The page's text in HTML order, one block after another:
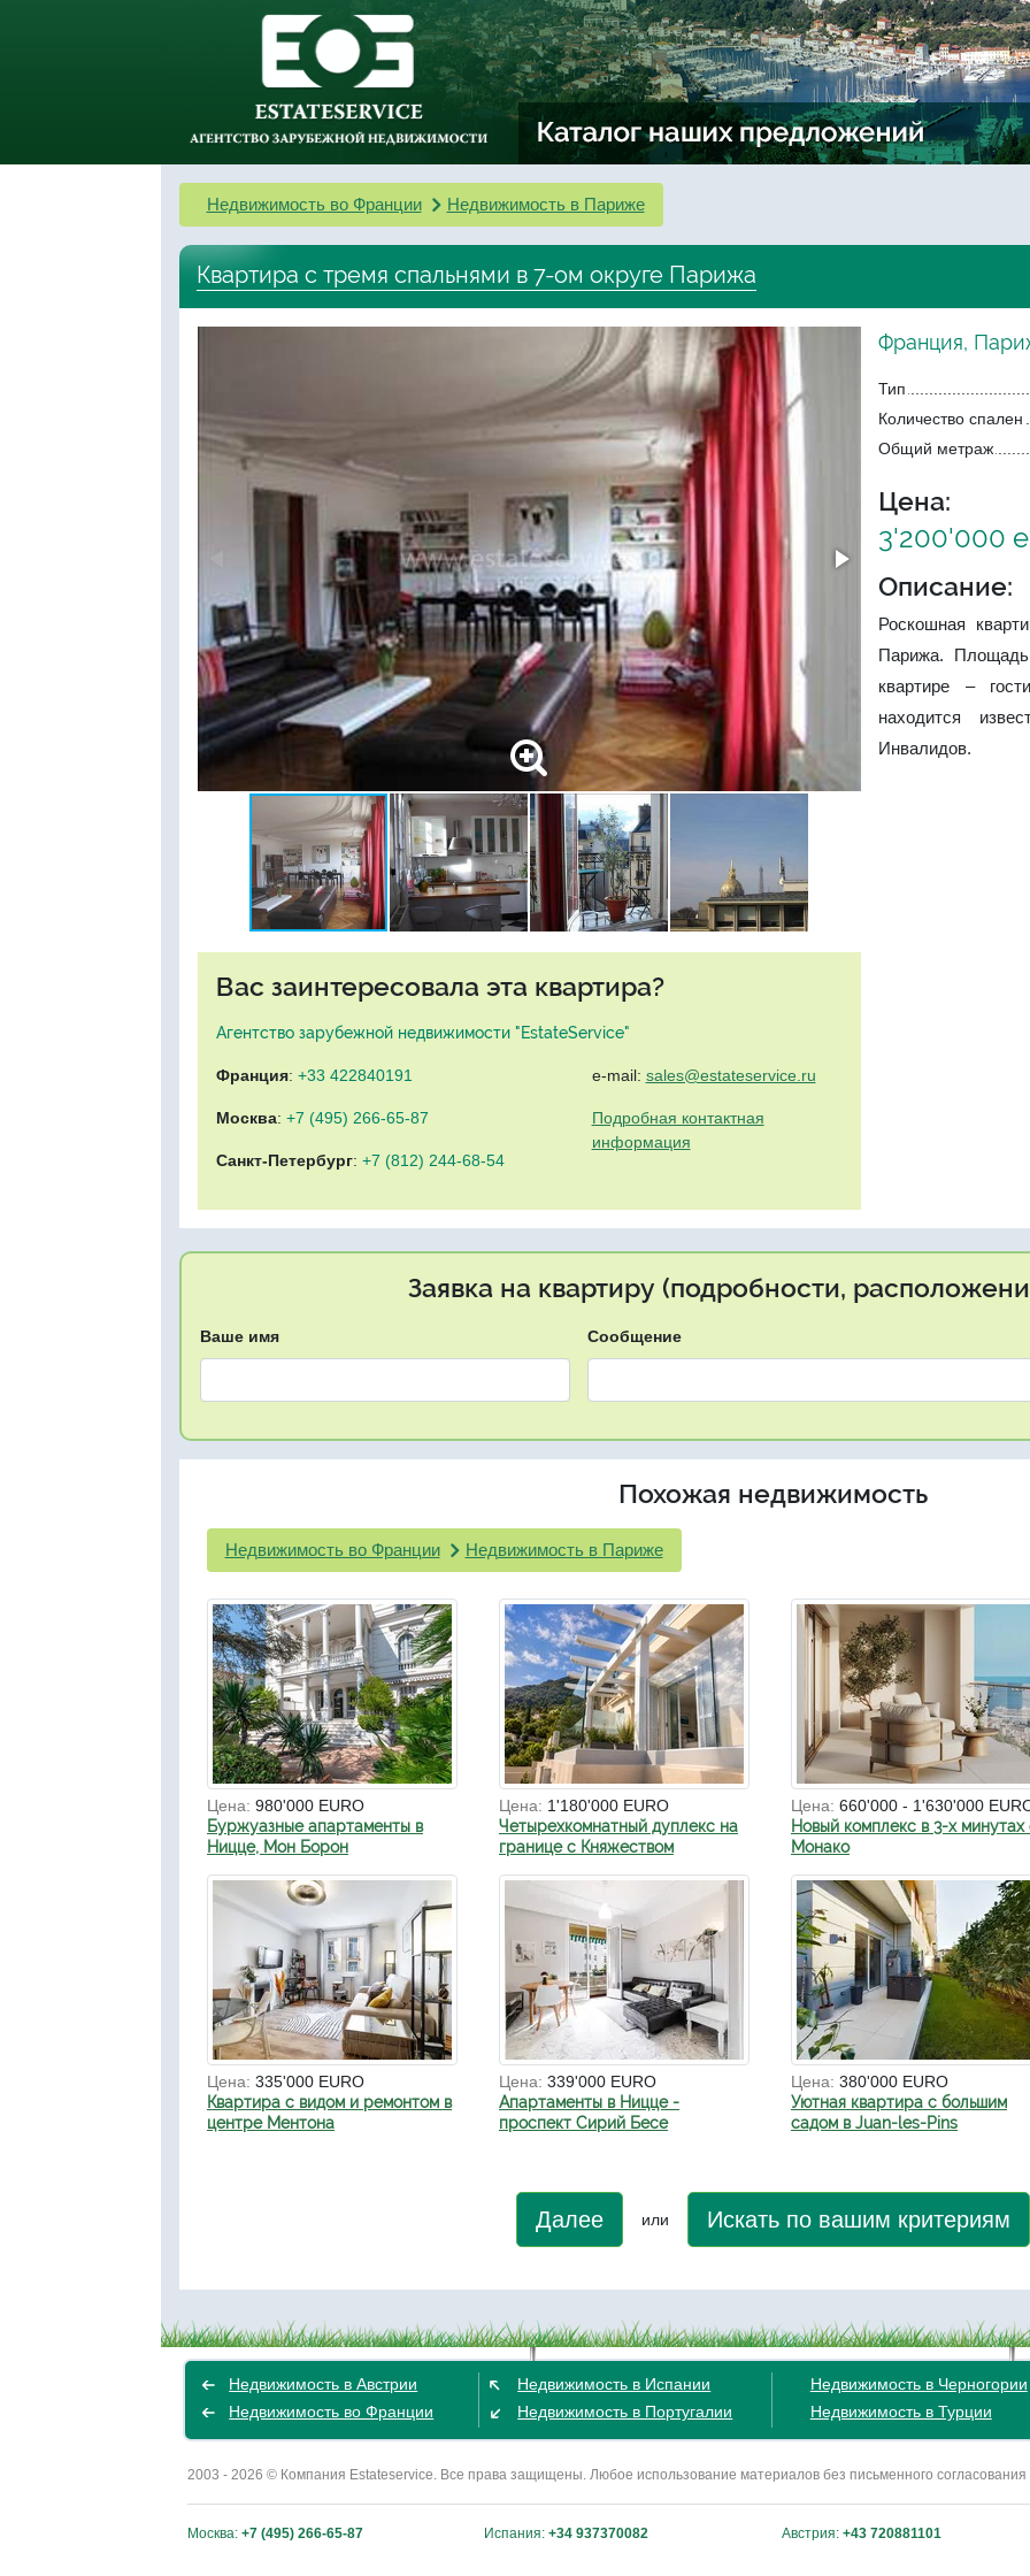
Недвижимость во Франции Недвижимость в Париже
Квартира с тремя спальнями в 7-ом округе Парижа
Вас заинтересовала эта квартира?
Агентство зарубежной недвижимости "EstateService"
Франция: +33 422840191
Москва: +7 (495) 266-65-87
Санкт-Петербург: +7 (812) 244-68-54
e-mail: sales@estateservice.ru
Подробная контактная
информация
Франция,
Тип
Количество спален
Общий метраж
Цена:
3'200'000
Описание:
Роскошная
Парижа.
квартире –
находится
Инвалидов.
Заявка на квартиру (подробности,
Ваше имя Сообщение
Похожая недвижимость
Недвижимость во Франции Недвижимость в Париже
Цена: 980'000 EURO
Буржуазные апартаменты в
Ницце, Мон Борон
Цена: 1'180'000 EURO
Четырехкомнатный дуплекс на
границе с Княжеством
Цена: 660'000 - 1'630'000
Новый комплекс в 3-х минутах
Монако
Цена: 335'000 EURO
Квартира с видом и ремонтом в
центре Ментона
Цена: 339'000 EURO
Апартаменты в Ницце -
проспект Сирий Бесе
Цена: 380'000 EURO
Уютная квартира с большим
садом в Juan-les-Pins
Далее или Искать по вашим критериям
Недвижимость в Австрии
Недвижимость во Франции
Недвижимость в Испании
Недвижимость в Португалии
Недвижимость в Черногории
Недвижимость в Турции
2003 - 2026 © Компания Estateservice. Все права защищены. Любое использование материалов без письменного
Москва: +7 (495) 266-65-87 Испания: +34 937370082 Австрия: +43 720881101